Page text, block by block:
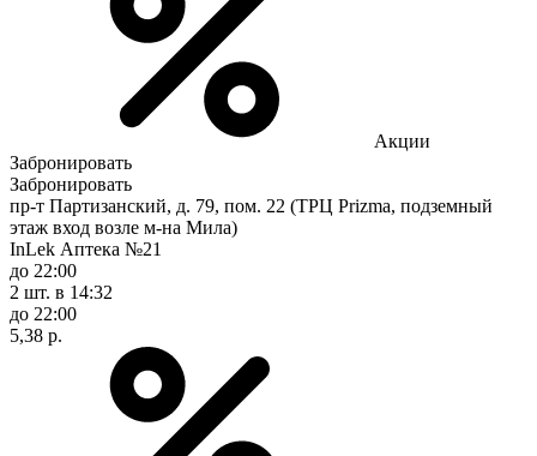
Акции
Забронировать
Забронировать
пр-т Партизанский, д. 79, пом. 22 (ТРЦ Prizma, подземный
этаж вход возле м-на Мила)
InLek Аптека №21
до 22:00
2 шт. в 14:32
до 22:00
5,38 р.